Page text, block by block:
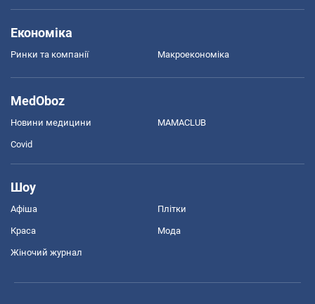
Економіка
Ринки та компанії Макроекономіка
MedOboz
Новини медицини MAMACLUB
Covid
Шоу
Афіша Плітки
Краса Мода
Жіночий журнал